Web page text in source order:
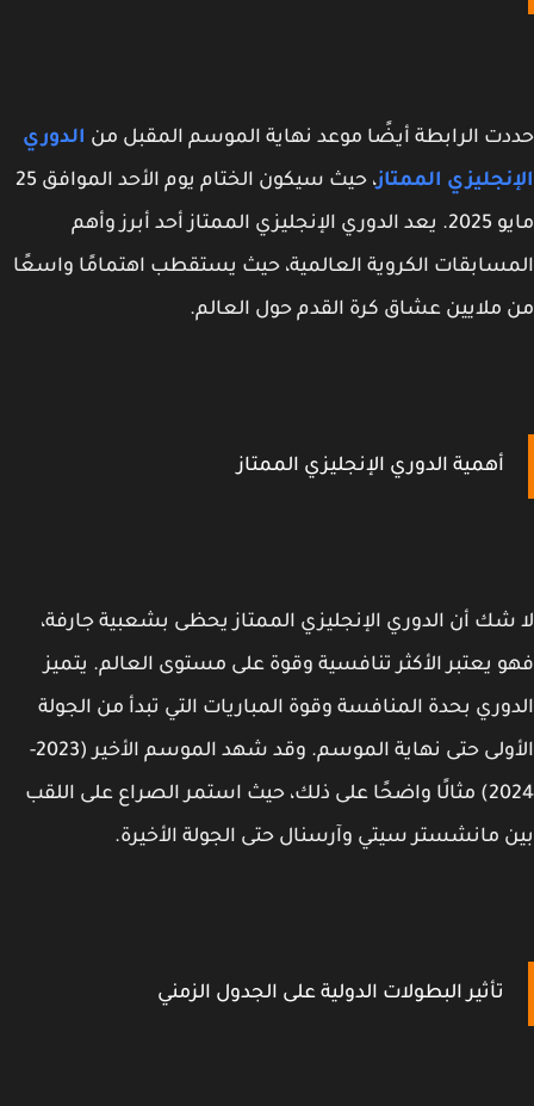
الرابطة أيضًا موعد نهاية الموسم المقبل منالدوري
الممتاز
، حيث سيكون الختام يوم الأحد الموافق 25
مايو 2025. يعد الدوري الإنجليزي الممتاز أحد أبرز وأهم
الكروية العالمية، حيث يستقطب اهتمامًا واسعًا
ملايين عشاق كرة القدم حول العالم.
أهمية الدوري الإنجليزي الممتاز
شك أن الدوري الإنجليزي الممتاز يحظى بشعبية جارفة،
يعتبر الأكثر تنافسية وقوة على مستوى العالم. يتميز
بحدة المنافسة وقوة المباريات التي تبدأ من الجولة
الأولى حتى نهاية الموسم. وقد شهد الموسم الأخير (2023-
2024) مثالًا واضحًا على ذلك، حيث استمر الصراع على اللقب
مانشستر سيتي وآرسنال حتى الجولة الأخيرة.
تأثير البطولات الدولية على الجدول الزمني